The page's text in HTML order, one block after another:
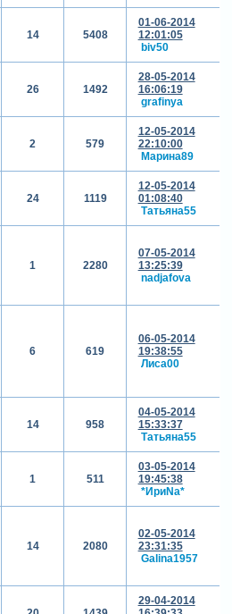
14 5408
01-06-2014
12:01:05
biv50
26 1492
28-05-2014
16:06:19
grafinya
2 579
12-05-2014
22:10:00
Марина89
24 1119
12-05-2014
01:08:40
Татьяна55
1 2280
07-05-2014
13:25:39
nadjafova
6 619
06-05-2014
19:38:55
Лиса00
14 958
04-05-2014
15:33:37
Татьяна55
1 511
03-05-2014
19:45:38
*ИриNа*
14 2080
02-05-2014
23:31:35
Galina1957
29-04-2014